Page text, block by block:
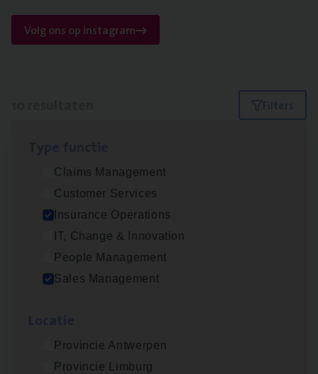
Volg ons op instagram
Filters
Claims Management
Customer Services
Insurance Operations
IT, Change & Innovation
People Management
Sales Management
Provincie Antwerpen
Provincie Limburg
Advisor/​Configuratie ana­lyst Part­ner in
Benefits
Insurance Operations
Beveren
Antwerpen